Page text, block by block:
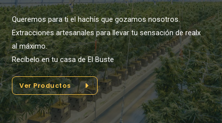
Queremos para ti el hachís que gozamos nosotros.
Extracciones artesanales para llevar tu sensación de realx
al máximo.
Recíbelo en tu casa de El Buste
Ver Productos